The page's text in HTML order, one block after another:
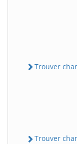
Trouver
Trouver